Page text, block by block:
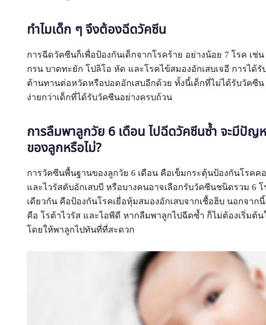
ทำไมเด็ก ๆ จึงต้องฉีดวัคซีน
การฉีดวัคซีนก็เพื่อป้องกันเด็กจากโรคร้าย อย่างน้อย 7 โรค เช่
กรน บาดทะยัก โปลิโอ หัด และโรคไข้สมองอักเสบเจอี การได้
ต้านทานต่อหวัดหรือปอดอักเสบอีกด้วย ทั้งนี้เด็กที่ไม่ได้รับวัคซี
ง่ายกว่าเด็กที่ได้รับวัคซีนอย่างครบถ้วน
การลืมพาลูกวัย 6 เดือน ไปฉีดวัคซีนซ้ำ จะมีปั
ของลูกหรือไม่?
การวัคซีนพื้นฐานของลูกวัย 6 เดือน คือเข็มกระตุ้นป้องกันโรคค
และไวรัสตับอักเสบบี หรือบางคนอาจเลือกรับวัคซีนชนิดรวม 6
เดียวกัน คือป้องกันโรคเยื่อหุ้มสมองอักเสบจากเชื้อฮิบ นอกจาก
คือ โรต้าไวรัส และไอพีดี หากลืมพาลูกไปฉีดซ้ำ ก็ไม่ต้องเริ่มต้น
โดยให้พาลูกไปทันที่ที่สะดวก